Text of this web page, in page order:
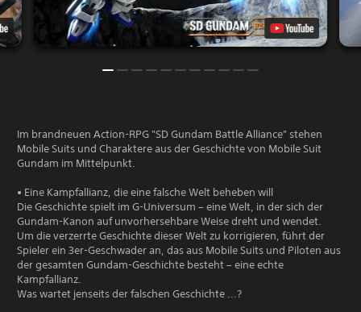
Im brandneuen Action-RPG "SD Gundam Battle Alliance" stehen
Mobile Suits und Charaktere aus der Geschichte von Mobile Suit
Gundam im Mittelpunkt.
• Eine Kampfallianz, die eine falsche Welt beheben will
Die Geschichte spielt im G-Universum – eine Welt, in der sich der
Gundam-Kanon auf unvorhersehbare Weise dreht und wendet.
Um die verzerrte Geschichte dieser Welt zu korrigieren, führt der
Spieler ein 3er-Geschwader an, das aus Mobile Suits und Piloten aus
der gesamten Gundam-Geschichte besteht – eine echte
Kampfallianz.
Was wartet jenseits der falschen Geschichte ...?